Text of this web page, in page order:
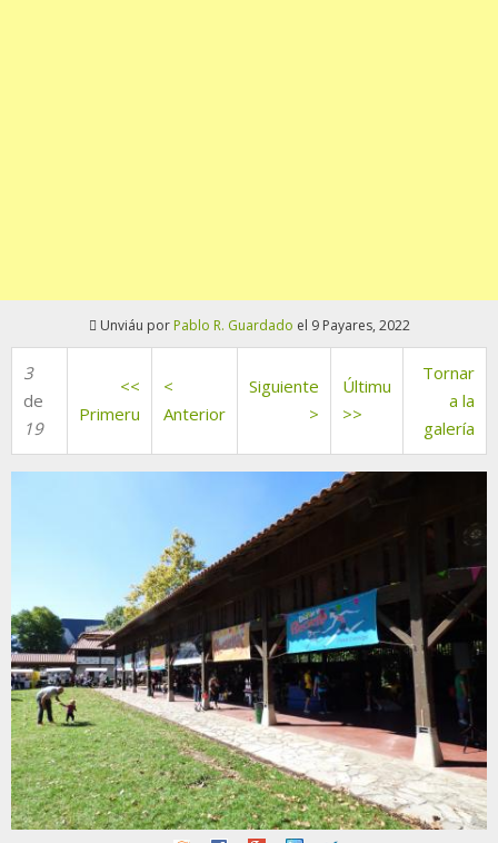
Unviáu por Pablo R. Guardado el 9 Payares, 2022
3
de
19
<<
Primeru
<
Anterior
Siguiente
>
Últimu
>>
Tornar
a la
galería